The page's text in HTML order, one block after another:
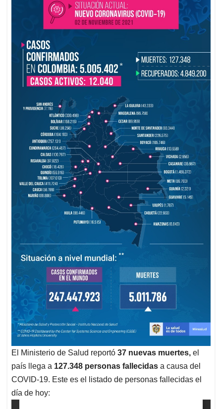
El Ministerio de Salud reportó 37 nuevas muertes, el
país llega a 127.348 personas fallecidas a causa del
COVID-19. Este es el listado de personas fallecidas el
día de hoy: